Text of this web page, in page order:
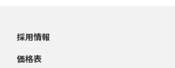
採用情報
価格表